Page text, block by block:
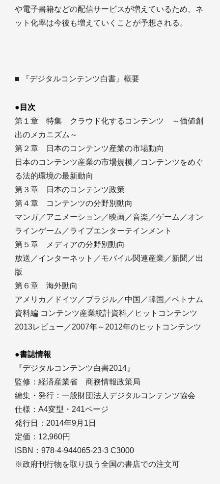
や電子書籍などの配信サービスが増えているため、ネ
ット化率は今後も増えていくことが予想される。
■ 『デジタルコンテンツ白書』概要
●目次
第１章 特集 クラウド化するコンテンツ ～価値創
出のメカニズム～
第２章 日本のコンテンツ産業の市場動向
日本のコンテンツ産業の市場規模／コンテンツをめぐ
る法的環境の最新動向
第３章 日本のコンテンツ政策
第４章 コンテンツの分野別動向
マンガ／アニメーション／映画／音楽／ゲーム／オン
ラインゲーム／ライブエンターテインメント
第５章 メディアの分野別動向
放送／インターネット／モバイル関連産業／新聞／出
版
第６章 海外動向
アメリカ／ドイツ／ブラジル／中国／韓国／ベトナム
資料編 コンテンツ産業統計資料／ヒットコンテンツ
2013レビュー／2007年～2012年のヒットコンテンツ
●書誌情報
『デジタルコンテンツ白書2014』
監修：経済産業省 商務情報政策局
編集・発行：一般財団法人デジタルコンテンツ協会
仕様：A4変型・241ページ
発行日：2014年9月1日
定価：12,960円
ISBN：978-4-944065-23-3 C3000
※政府刊行物を取り扱う全国の書店での注文可